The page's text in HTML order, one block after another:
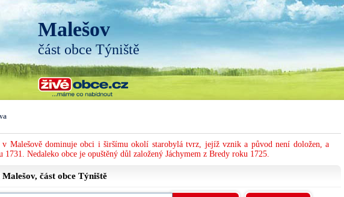
Malešov
část obce Týniště
v Malešově dominuje obci i širšímu okolí starobylá tvrz, jejíž vznik a původ není doložen, a
1731. Nedaleko obce je opuštěný důl založený Jáchymem z Bredy roku 1725.
část obce Týniště